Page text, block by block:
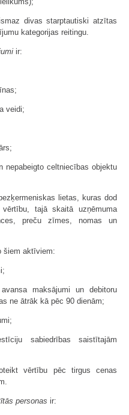
divas starptautiski atzītas
kategorijas reitingu.
ir:
veidi;
nepabeigto celtniecības objektu
lietas, kuras dod
tajā skaitā uzņēmuma
preču zīmes, nomas un
šiem aktīviem:
maksājumi un debitoru
ne ātrāk kā pēc 90 dienām;
sabiedrības saistītajām
vērtību pēc tirgus cenas
personas ir: